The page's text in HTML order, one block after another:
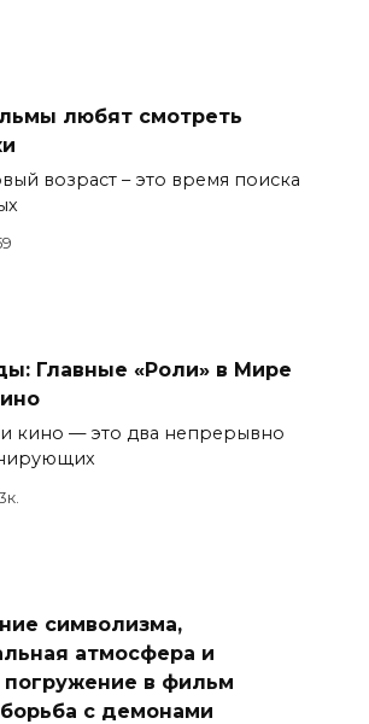
любят смотреть
возраст – это время поиска
Главные «Роли» в Мире
кино — это два непрерывно
символизма,
атмосфера и
погружение в фильм
с демонами